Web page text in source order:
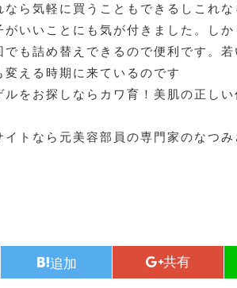
ら気軽に買うこともできるしこれな
いいことにも気が付きました。し
も詰め替えできるので便利です。
える時期に来ているのです
をお探しならカワ育！美肌の正しい
トなら元美容部員の専門家のなつみ